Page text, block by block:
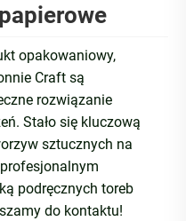
opakowaniowy,
Craft są
rozwiązanie
Stało się kluczową
sztucznych na
podręcznych toreb
do kontaktu!